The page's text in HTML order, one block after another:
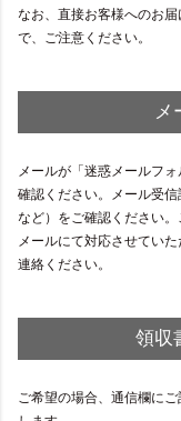
なお、直接お客様へのお
で、ご注意ください。
メ
メールが「迷惑メールフ
確認ください。メール受
など）をご確認ください
メールにて対応させてい
連絡ください。
領収
ご希望の場合、通信欄に